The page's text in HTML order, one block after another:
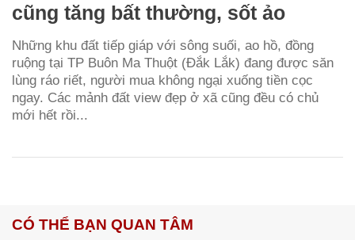
cũng tăng bất thường, sốt ảo
Những khu đất tiếp giáp với sông suối, ao hồ, đồng
ruộng tại TP Buôn Ma Thuột (Đắk Lắk) đang được săn
lùng ráo riết, người mua không ngại xuống tiền cọc
ngay. Các mảnh đất view đẹp ở xã cũng đều có chủ
mới hết rồi...
CÓ THỂ BẠN QUAN TÂM